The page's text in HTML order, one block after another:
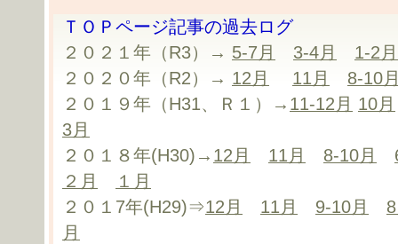
ＴＯＰページ記事の過去ログ
２０２１年（R3）→ 5-7月 3-4月
1-2月
２０２０年（R2）→ 12月 11月
8-10
２０１９年（H31、Ｒ１）→ 11-12月 10月
3月
２０１８年(H30)→ 12月 11月 8-10月
２月
１月
２０１7年(H29)⇒12月 11月 9-10月
月